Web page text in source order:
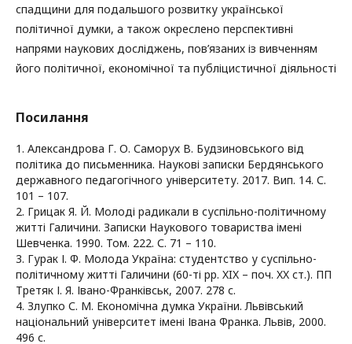
спадщини для подальшого розвитку української
політичної думки, а також окреслено перспективні
напрями наукових досліджень, пов’язаних із вивченням
його політичної, економічної та публіцистичної діяльності
Посилання
1. Александрова Г. О. Саморух В. Будзиновського від
політика до письменника. Наукові записки Бердянського
державного педагогічного університету. 2017. Вип. 14. С.
101 – 107.
2. Грицак Я. Й. Молоді радикали в суспільно-політичному
житті Галичини. Записки Наукового товариства імені
Шевченка. 1990. Том. 222. С. 71 – 110.
3. Гурак І. Ф. Молода Україна: студентство у суспільно-
політичному житті Галичини (60-ті рр. XIX – поч. XX ст.). ПП
Третяк І. Я. Івано-Франківськ, 2007. 278 с.
4. Злупко С. М. Економічна думка України. Львівський
національний університет імені Івана Франка. Львів, 2000.
496 с.